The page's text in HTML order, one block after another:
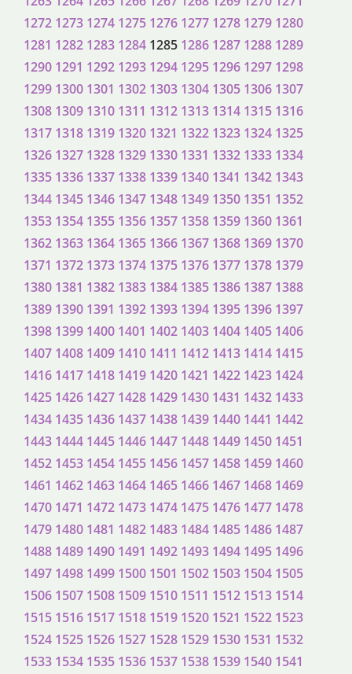
1272 1273 1274 1275 1276 1277 1278 1279 1280
1281 1282 1283 1284 1285 1286 1287 1288 1289
1290 1291 1292 1293 1294 1295 1296 1297 1298
1299 1300 1301 1302 1303 1304 1305 1306 1307
1308 1309 1310 1311 1312 1313 1314 1315 1316
1317 1318 1319 1320 1321 1322 1323 1324 1325
1326 1327 1328 1329 1330 1331 1332 1333 1334
1335 1336 1337 1338 1339 1340 1341 1342 1343
1344 1345 1346 1347 1348 1349 1350 1351 1352
1353 1354 1355 1356 1357 1358 1359 1360 1361
1362 1363 1364 1365 1366 1367 1368 1369 1370
1371 1372 1373 1374 1375 1376 1377 1378 1379
1380 1381 1382 1383 1384 1385 1386 1387 1388
1389 1390 1391 1392 1393 1394 1395 1396 1397
1398 1399 1400 1401 1402 1403 1404 1405 1406
1407 1408 1409 1410 1411 1412 1413 1414 1415
1416 1417 1418 1419 1420 1421 1422 1423 1424
1425 1426 1427 1428 1429 1430 1431 1432 1433
1434 1435 1436 1437 1438 1439 1440 1441 1442
1443 1444 1445 1446 1447 1448 1449 1450 1451
1452 1453 1454 1455 1456 1457 1458 1459 1460
1461 1462 1463 1464 1465 1466 1467 1468 1469
1470 1471 1472 1473 1474 1475 1476 1477 1478
1479 1480 1481 1482 1483 1484 1485 1486 1487
1488 1489 1490 1491 1492 1493 1494 1495 1496
1497 1498 1499 1500 1501 1502 1503 1504 1505
1506 1507 1508 1509 1510 1511 1512 1513 1514
1515 1516 1517 1518 1519 1520 1521 1522 1523
1524 1525 1526 1527 1528 1529 1530 1531 1532
1533 1534 1535 1536 1537 1538 1539 1540 1541